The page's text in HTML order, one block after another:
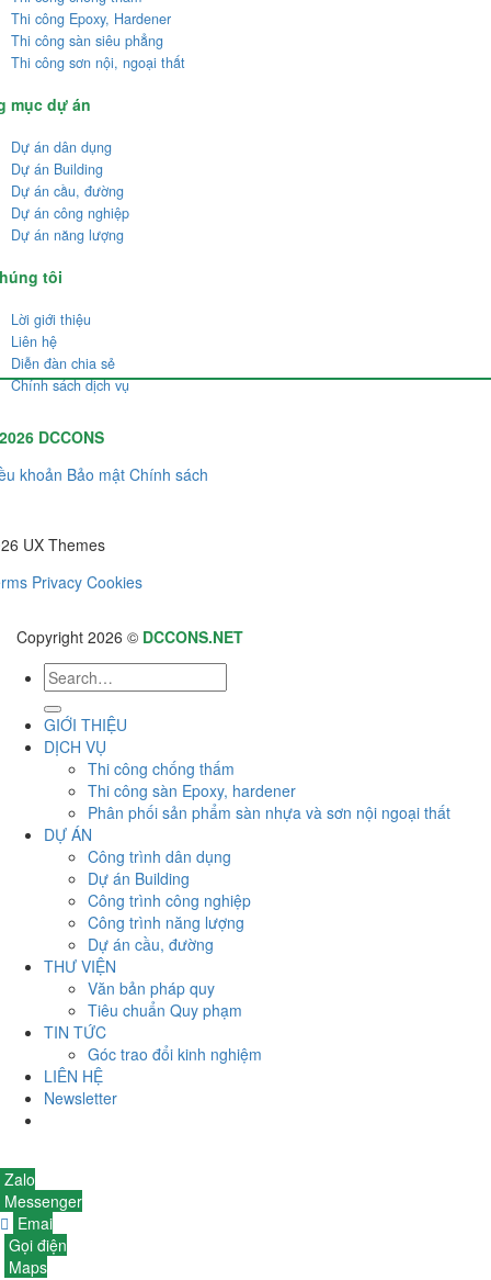
Thi công Epoxy, Hardener
Thi công sàn siêu phẳng
Thi công sơn nội, ngoại thất
mục dự án
Dự án dân dụng
Dự án Building
Dự án cầu, đường
Dự án công nghiệp
Dự án năng lượng
tôi
Lời giới thiệu
Liên hệ
Diễn đàn chia sẻ
Chính sách dịch vụ
DCCONS
khoản Bảo mật Chính sách
UX Themes
Privacy Cookies
Copyright 2026 © DCCONS.NET
GIỚI THIỆU
DỊCH VỤ
Thi công chống thấm
Thi công sàn Epoxy, hardener
Phân phối sản phẩm sàn nhựa và sơn nội ngoại thất
DỰ ÁN
Công trình dân dụng
Dự án Building
Công trình công nghiệp
Công trình năng lượng
Dự án cầu, đường
THƯ VIỆN
Văn bản pháp quy
Tiêu chuẩn Quy phạm
TIN TỨC
Góc trao đổi kinh nghiệm
LIÊN HỆ
Newsletter
Zalo
Messenger
Emai
Gọi điện
Maps